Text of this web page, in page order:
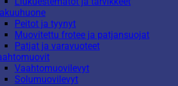
Peitot ja tyynyt
Muovitettu frotee ja patjansuojat
Patjat ja varavuoteet
Vaahtomuovilevyt
Solumuovilevyt